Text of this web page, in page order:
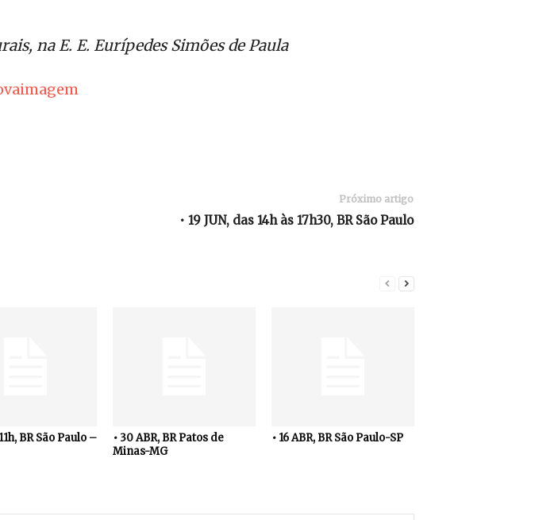
na E. E. Eurípedes Simões de Paula
Próximo artigo
• 19 JUN, das 14h às 17h30, BR São Paulo
BR São Paulo –
• 30 ABR, BR Patos de
Minas-MG
• 16 ABR, BR São Paulo-SP